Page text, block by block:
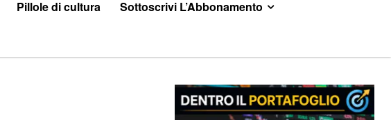
Pillole di cultura Sottoscrivi L’Abbonamento